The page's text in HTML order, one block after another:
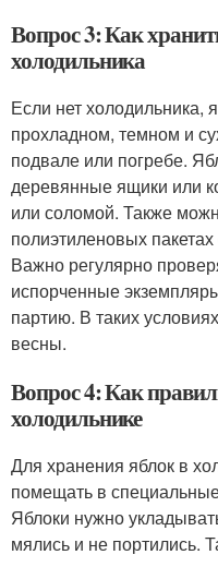
Вопрос 3: Как
холодильника
Если нет холодильника,
прохладном, темном и
подвале или погребе.
деревянные ящики или
или соломой. Также
полиэтиленовых
Важно регулярно
испорченные
партию. В таких
весны.
Вопрос 4: Как
холодильнике
Для хранения яблок в
помещать в
Яблоки нужно
мялись и не портились.